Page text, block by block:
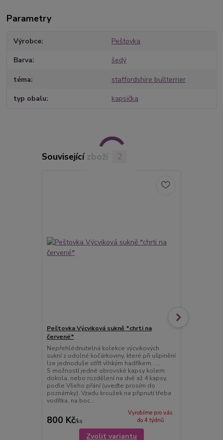
Parametry
Výrobce Peštovka
Barva šedý
téma staffordshire bullterrier
typ obalu kapsička
Související zboží
Peštovka Výcviková sukně *chrti na
červené*
Nepřehlédnutelná kolekce výcvikových
sukní z odolné kočárkoviny, které při ušpinění
lze jednoduše otřít vlhkým hadříkem. ....
S možností jedné obrovské kapsy kolem
dokola, nebo rozdělení na dvě až 4 kapsy,
podle Všeho přání (uveďte prosím do
poznámky). Vzadu kroužek na připnutí třeba
vodítka, na boc...
800 Kč/ks
Vyrobíme pro vás
do 4 týdnů
Zvolit variantu